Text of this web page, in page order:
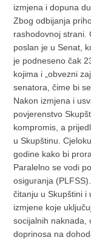
izmjena i dopuna
Zbog odbijanja
rashodovnoj strani.
poslan je u Senat,
je podneseno čak
kojima i „obvezni
senatora, čime bi
Nakon izmjena i
povjerenstvo
kompromis, a
u Skupštinu.
godine kako bi
Paralelno se vodi
osiguranja
čitanju u Skupštini i
izmjene koje
socijalnih naknada,
doprinosa na